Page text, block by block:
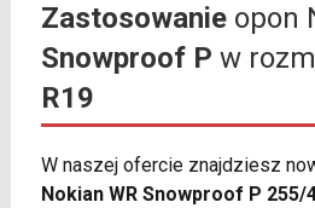
Zastosowanieopon
Snowproof P w
R19
W naszej ofercie znajdziesz
Nokian WR Snowproof P 255/